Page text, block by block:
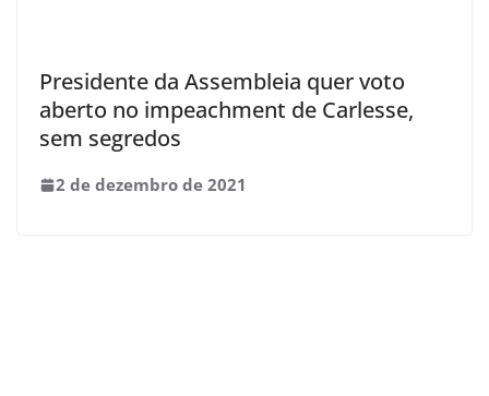
Presidente da Assembleia quer voto
aberto no impeachment de Carlesse,
sem segredos
2 de dezembro de 2021